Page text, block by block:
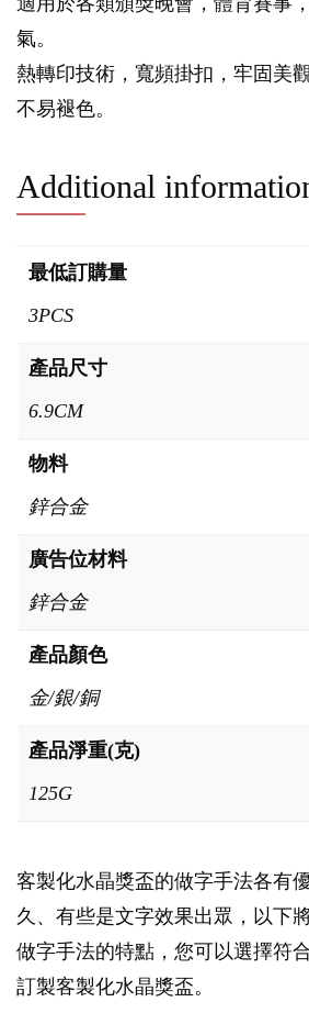
氣。
熱轉印技術，寬頻掛扣，牢固美
不易褪色。
Additional
最低訂購量
3PCS
產品尺寸
6.9CM
物料
鋅合金
廣告位材料
鋅合金
產品顏色
金/銀/銅
產品淨重(克)
125G
客製化水晶獎盃的做字手法各有
久、有些是文字效果出眾，以下
做字手法的特點，您可以選擇符
訂製客製化水晶獎盃。